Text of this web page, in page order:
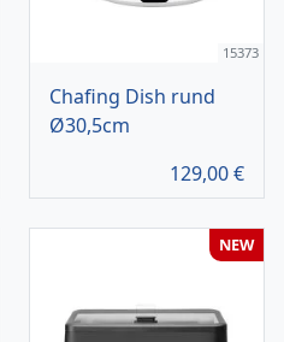
15373
Chafing Dish rund
Ø30,5cm
129,00€
NEW